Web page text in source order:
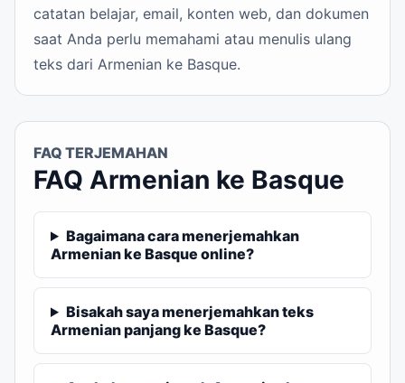
catatan belajar, email, konten web, dan dokumen
saat Anda perlu memahami atau menulis ulang
teks dari Armenian ke Basque.
FAQ TERJEMAHAN
FAQ Armenian ke Basque
Bagaimana cara menerjemahkan
Armenian ke Basque online?
Bisakah saya menerjemahkan teks
Armenian panjang ke Basque?